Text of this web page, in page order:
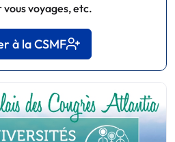
voyages, etc.
à la CSMF